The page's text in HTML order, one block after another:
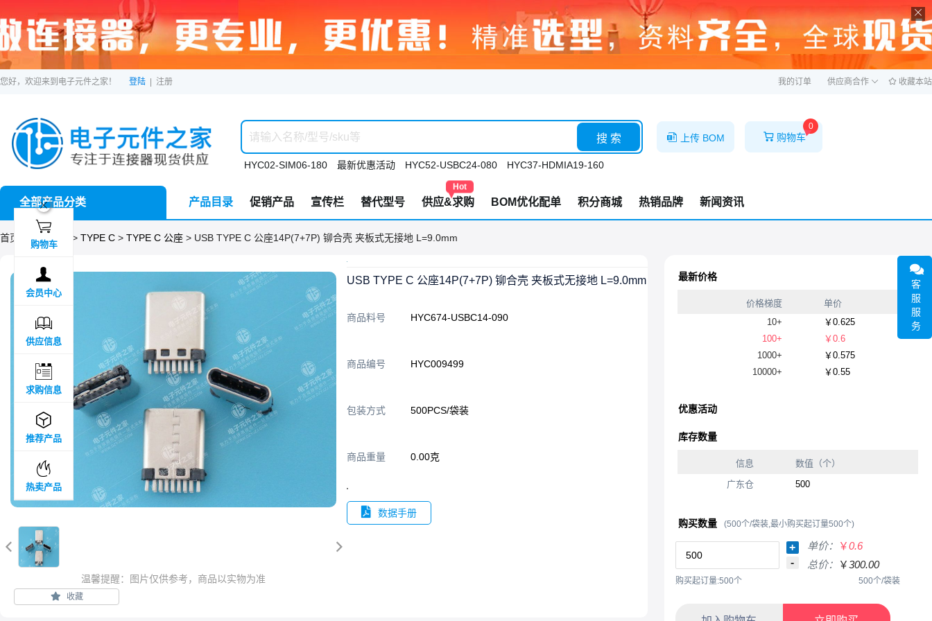
ဆ
您好，欢迎来到电子元件之家！ 登陆 注册 我的订单 供应商合作 收藏本站
HYC02-SIM06-180 最新优惠活动 HYC52-USBC24-080 HYC37-HDMIA19-160
搜 索 上传 BOM
0
购物车
全部产品分类 产品目录 促销产品 宣传栏 替代型号
Hot
供应&求购 BOM优化配单 积分商城 热销品牌 新闻资讯
首页 > 分类目录 > TYPE C > TYPE C 公座 > USB TYPE C 公座14P(7+7P) 铆合壳 夹板式无接地 L=9.0mm
 
温馨提醒：图片仅供参考，商品以实物为准
收藏
USB TYPE C 公座14P(7+7P) 铆合壳 夹板式无接地 L=9.0mm
商品料号 HYC674-USBC14-090
商品编号 HYC009499
包装方式 500PCS/袋装
商品重量 0.00克
数据手册
最新价格
价格梯度
单价
10+
￥0.625
100+
￥0.6
1000+
￥0.575
10000+
￥0.55
优惠活动
库存数量
信息
数值（个）
广东仓
500
购买数量 (500个/袋装,最小购买起订量500个)
+
-
单价： ￥0.6
总价：
￥300.00
购买起订量:500个 500个/袋装
ဆ

购物车

会员中心

供应信息

求购信息

推荐产品

热卖产品
客
服
服
务